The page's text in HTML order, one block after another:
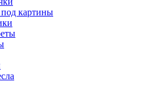
картины